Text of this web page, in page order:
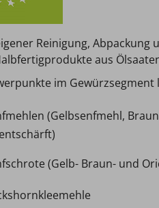
Reinigung,
aus
im
(Gelbsenfmehl,
(Gelb- Braun- und